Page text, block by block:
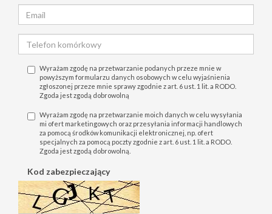
Wyrażam zgodę na przetwarzanie podanych przeze mnie w
powyższym formularzu danych osobowych w celu wyjaśnienia
zgłoszonej przeze mnie sprawy zgodnie z art. 6 ust. 1 lit. a RODO.
Zgoda jest zgodą dobrowolną
Wyrażam zgodę na przetwarzanie moich danych w celu wysyłania
mi ofert marketingowych oraz przesyłania informacji handlowych
za pomocą środków komunikacji elektronicznej, np. ofert
specjalnych za pomocą poczty zgodnie z art. 6 ust. 1 lit. a RODO.
Zgoda jest zgodą dobrowolną.
Kod zabezpieczający